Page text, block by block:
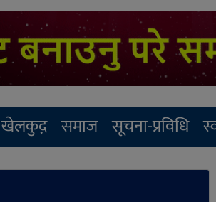
खेलकुद़़ समाज सूचना-प्रविधि